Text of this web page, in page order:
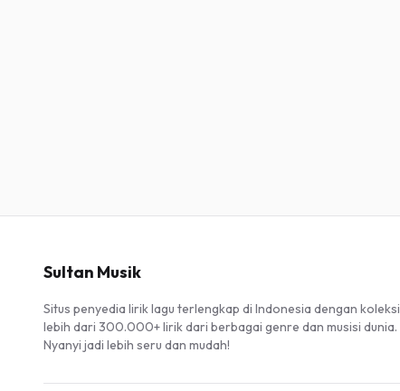
Sultan Musik
Situs penyedia lirik lagu terlengkap di Indonesia dengan koleksi
lebih dari 300.000+ lirik dari berbagai genre dan musisi dunia.
Nyanyi jadi lebih seru dan mudah!